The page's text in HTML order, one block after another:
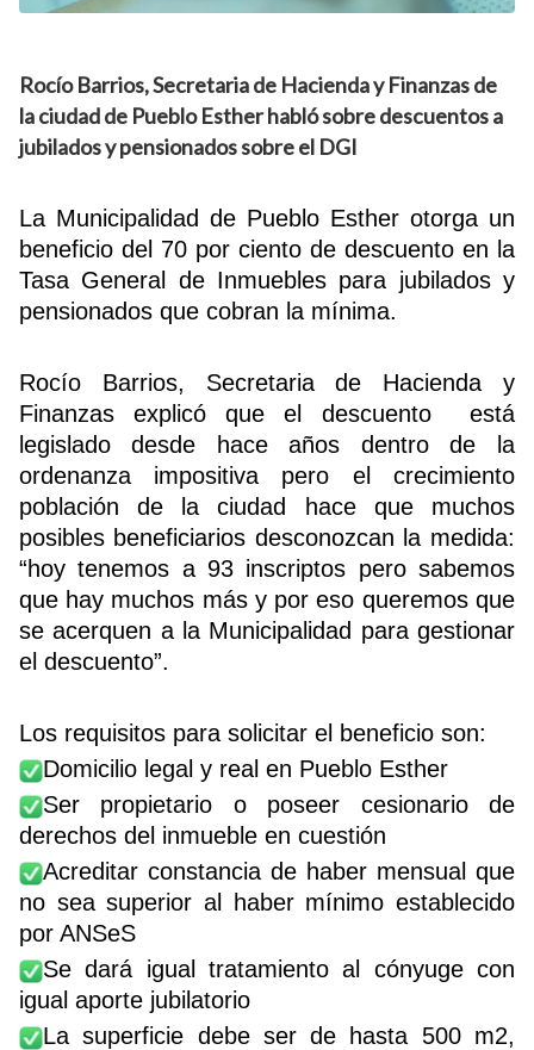
Rocío Barrios, Secretaria de Hacienda y Finanzas de
la ciudad de Pueblo Esther habló sobre descuentos a
jubilados y pensionados sobre el DGI
La Municipalidad de Pueblo Esther otorga un
beneficio del 70 por ciento de descuento en la
Tasa General de Inmuebles para jubilados y
pensionados que cobran la mínima.
Rocío Barrios, Secretaria de Hacienda y
Finanzas explicó que el descuento está
legislado desde hace años dentro de la
ordenanza impositiva pero el crecimiento
población de la ciudad hace que muchos
posibles beneficiarios desconozcan la medida:
“hoy tenemos a 93 inscriptos pero sabemos
que hay muchos más y por eso queremos que
se acerquen a la Municipalidad para gestionar
el descuento”.
Los requisitos para solicitar el beneficio son:
Domicilio legal y real en Pueblo Esther
Ser propietario o poseer cesionario de
derechos del inmueble en cuestión
Acreditar constancia de haber mensual que
no sea superior al haber mínimo establecido
por ANSeS
Se dará igual tratamiento al cónyuge con
igual aporte jubilatorio
La superficie debe ser de hasta 500 m2,